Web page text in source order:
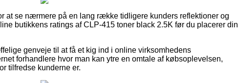
at se nærmere på en lang række tidligere kunders reflektioner og
butikkens ratings af CLP-415 toner black 2.5K før du placerer din
genveje til at få et kig ind i online virksomhedens
forhandlere hvor man kan ytre en omtale af købsoplevelsen,
tilfredse kunderne er.